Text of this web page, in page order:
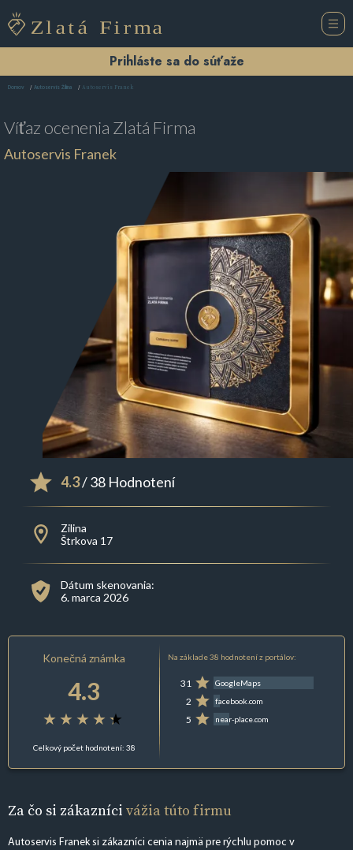
Prihláste sa do súťaže
Domov Autoservis Žilina Autoservis Franek
Víťaz ocenenia Zlatá Firma
Autoservis Franek
4.3/ 38 Hodnotení
Zilina
Štrkova 17
Dátum skenovania:
6. marca 2026
Konečná známka
4.3
Celkový počet hodnotení: 38
Na základe 38 hodnotení z portálov:
31 GoogleMaps
2 facebook.com
5 near-place.com
Za čo si zákazníci vážia túto firmu
Autoservis Franek si zákazníci cenia najmä pre rýchlu pomoc v